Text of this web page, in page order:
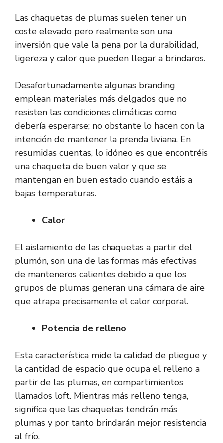
Las chaquetas de plumas suelen tener un
coste elevado pero realmente son una
inversión que vale la pena por la durabilidad,
ligereza y calor que pueden llegar a brindaros.
Desafortunadamente algunas branding
emplean materiales más delgados que no
resisten las condiciones climáticas como
debería esperarse; no obstante lo hacen con la
intención de mantener la prenda liviana. En
resumidas cuentas, lo idóneo es que encontréis
una chaqueta de buen valor y que se
mantengan en buen estado cuando estáis a
bajas temperaturas.
Calor
El aislamiento de las chaquetas a partir del
plumón, son una de las formas más efectivas
de manteneros calientes debido a que los
grupos de plumas generan una cámara de aire
que atrapa precisamente el calor corporal.
Potencia de relleno
Esta característica mide la calidad de pliegue y
la cantidad de espacio que ocupa el relleno a
partir de las plumas, en compartimientos
llamados loft. Mientras más relleno tenga,
significa que las chaquetas tendrán más
plumas y por tanto brindarán mejor resistencia
al frío.